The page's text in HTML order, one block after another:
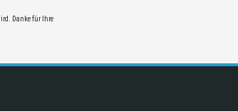
Danke für Ihre